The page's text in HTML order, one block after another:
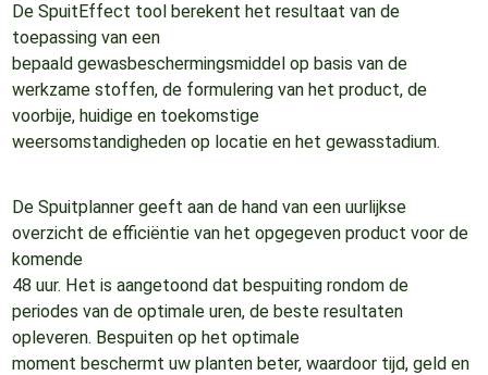
De SpuitEffect tool berekent het resultaat van de
toepassing van een
bepaald gewasbeschermingsmiddel op basis van de
werkzame stoffen, de formulering van het product, de
voorbije, huidige en toekomstige
weersomstandigheden op locatie en het gewasstadium.
De Spuitplanner geeft aan de hand van een uurlijkse
overzicht de efficiëntie van het opgegeven product voor de
komende
48 uur. Het is aangetoond dat bespuiting rondom de
periodes van de optimale uren, de beste resultaten
opleveren. Bespuiten op het optimale
moment beschermt uw planten beter, waardoor tijd, geld en